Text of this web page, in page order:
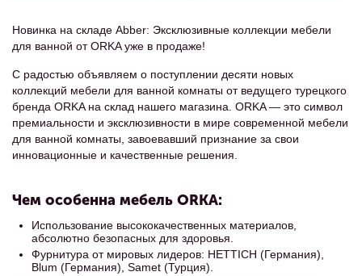
Новинка на складе Abber: Эксклюзивные коллекции мебели
для ванной от ORKA уже в продаже!
С радостью объявляем о поступлении десяти новых
коллекций мебели для ванной комнаты от ведущего турецкого
бренда ORKA на склад нашего магазина. ORKA — это символ
премиальности и эксклюзивности в мире современной мебели
для ванной комнаты, завоевавший признание за свои
инновационные и качественные решения.
Чем особенна мебель ORKA:
Использование высококачественных материалов,
абсолютно безопасных для здоровья.
Фурнитура от мировых лидеров: HETTICH (Германия),
Blum (Германия), Samet (Турция).